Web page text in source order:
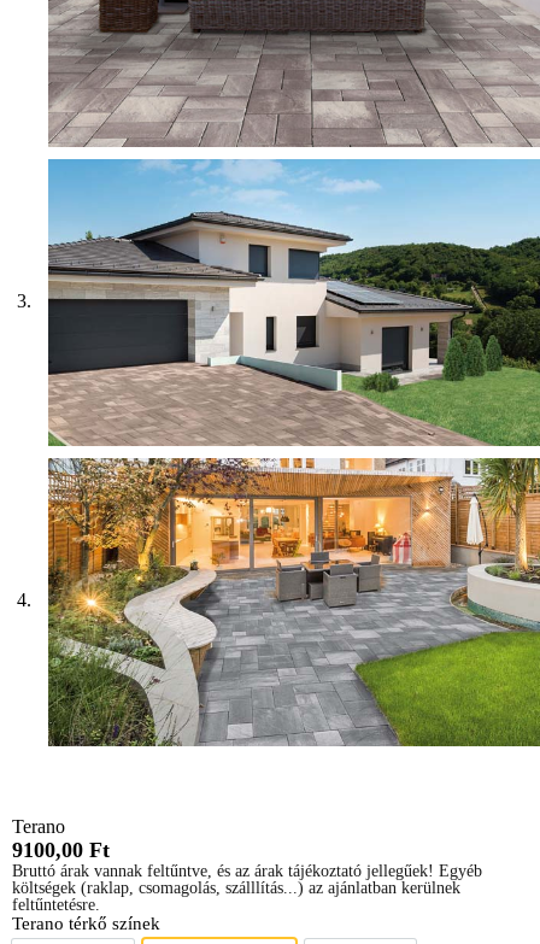
Terano
9100,00 Ft
Bruttó árak vannak feltűntve, és az árak tájékoztató jellegűek! Egyéb
költségek (raklap, csomagolás, szálllítás...) az ajánlatban kerülnek
feltűntetésre.
Terano térkő színek